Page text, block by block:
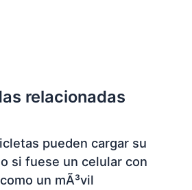
relacionadas
pueden cargar su
si fuese un celular con
un mÃ³vil